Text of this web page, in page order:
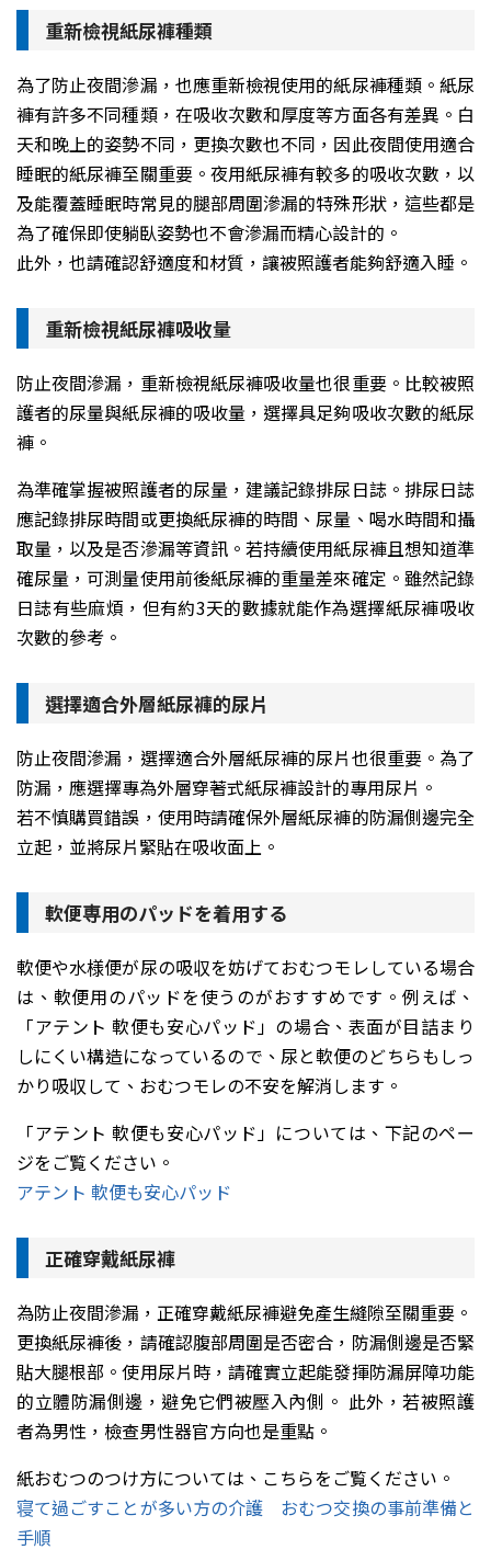
重新檢視紙尿褲種類
為了防止夜間滲漏，也應重新檢視使用的紙尿褲種類。紙尿
褲有許多不同種類，在吸收次數和厚度等方面各有差異。白
天和晚上的姿勢不同，更換次數也不同，因此夜間使用適合
睡眠的紙尿褲至關重要。夜用紙尿褲有較多的吸收次數，以
及能覆蓋睡眠時常見的腿部周圍滲漏的特殊形狀，這些都是
為了確保即使躺臥姿勢也不會滲漏而精心設計的。
此外，也請確認舒適度和材質，讓被照護者能夠舒適入睡。
重新檢視紙尿褲吸收量
防止夜間滲漏，重新檢視紙尿褲吸收量也很重要。比較被照
護者的尿量與紙尿褲的吸收量，選擇具足夠吸收次數的紙尿
褲。
為準確掌握被照護者的尿量，建議記錄排尿日誌。排尿日誌
應記錄排尿時間或更換紙尿褲的時間、尿量、喝水時間和攝
取量，以及是否滲漏等資訊。若持續使用紙尿褲且想知道準
確尿量，可測量使用前後紙尿褲的重量差來確定。雖然記錄
日誌有些麻煩，但有約3天的數據就能作為選擇紙尿褲吸收
次數的參考。
選擇適合外層紙尿褲的尿片
防止夜間滲漏，選擇適合外層紙尿褲的尿片也很重要。為了
防漏，應選擇專為外層穿著式紙尿褲設計的專用尿片。
若不慎購買錯誤，使用時請確保外層紙尿褲的防漏側邊完全
立起，並將尿片緊貼在吸收面上。
軟便専用のパッドを着用する
軟便や水様便が尿の吸収を妨げておむつモレしている場合
は、軟便用のパッドを使うのがおすすめです。例えば、
「アテント 軟便も安心パッド」の場合、表面が目詰まり
しにくい構造になっているので、尿と軟便のどちらもしっ
かり吸収して、おむつモレの不安を解消します。
「アテント 軟便も安心パッド」については、下記のペー
ジをご覧ください。
アテント 軟便も安心パッド
正確穿戴紙尿褲
為防止夜間滲漏，正確穿戴紙尿褲避免產生縫隙至關重要。
更換紙尿褲後，請確認腹部周圍是否密合，防漏側邊是否緊
貼大腿根部。使用尿片時，請確實立起能發揮防漏屏障功能
的立體防漏側邊，避免它們被壓入內側。 此外，若被照護
者為男性，檢查男性器官方向也是重點。
紙おむつのつけ方については、こちらをご覧ください。
寝て過ごすことが多い方の介護 おむつ交換の事前準備と
手順